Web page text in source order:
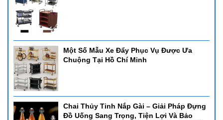
Một Số Mẫu Xe Đẩy Phục Vụ Được Ưa
Chuộng Tại Hồ Chí Minh
Chai Thủy Tinh Nắp Gài – Giải Pháp Đựng
Đồ Uống Sang Trọng, Tiện Lợi Và Bảo